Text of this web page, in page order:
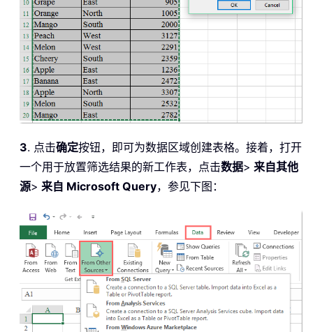
3. 点击确定按钮，即可为数据区域创建表格。接着，打开
一个用于放置筛选结果的新工作表，点击数据> 来自其他
源> 来自 Microsoft Query，参见下图：